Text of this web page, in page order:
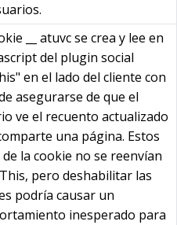
__ atuvc se crea y lee en
del plugin social
en el lado del cliente con
asegurarse de que el
ve el recuento actualizado
una página. Estos
la cookie no se reenvían
pero deshabilitar las
podría causar un
inesperado para